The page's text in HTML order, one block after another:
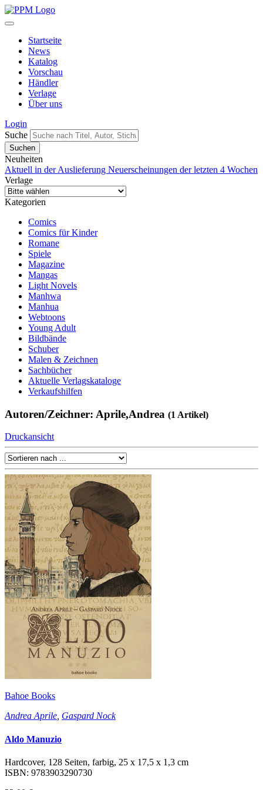
Startseite
News
Katalog
Vorschau
Händler
Verlage
Über uns
Login
Suche
Neuheiten
Aktuell in der Auslieferung Neuerscheinungen der letzten 4 Wochen
Verlage
Kategorien
Comics
Comics für Kinder
Romane
Spiele
Magazine
Mangas
Light Novels
Manhwa
Manhua
Webtoons
Young Adult
Bildbände
Schuber
Malen & Zeichnen
Sachbücher
Aktuelle Verlagskataloge
Verkaufshilfen
Autoren/Zeichner: Aprile,Andrea (1 Artikel)
Druckansicht
Bahoe Books
Andrea Aprile, Gaspard Nock
Aldo Manuzio
Hardcover, 128 Seiten, farbig, 25 x 17,5 x 1,3 cm
ISBN: 9783903290730